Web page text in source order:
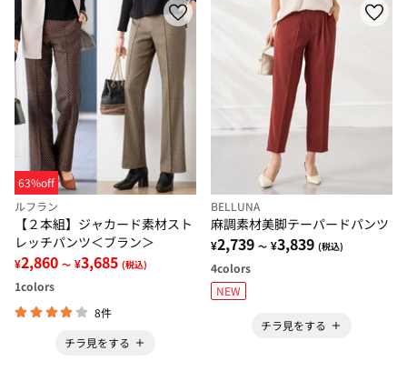
63%off
ルフラン
【２本組】ジャカード素材スト
レッチパンツ＜ブラン＞
¥2,860 ～ ¥3,685 (税込)
1colors
8件
チラ見をする
BELLUNA
麻調素材美脚テーパードパンツ
¥2,739 ～ ¥3,839 (税込)
4colors
NEW
チラ見をする